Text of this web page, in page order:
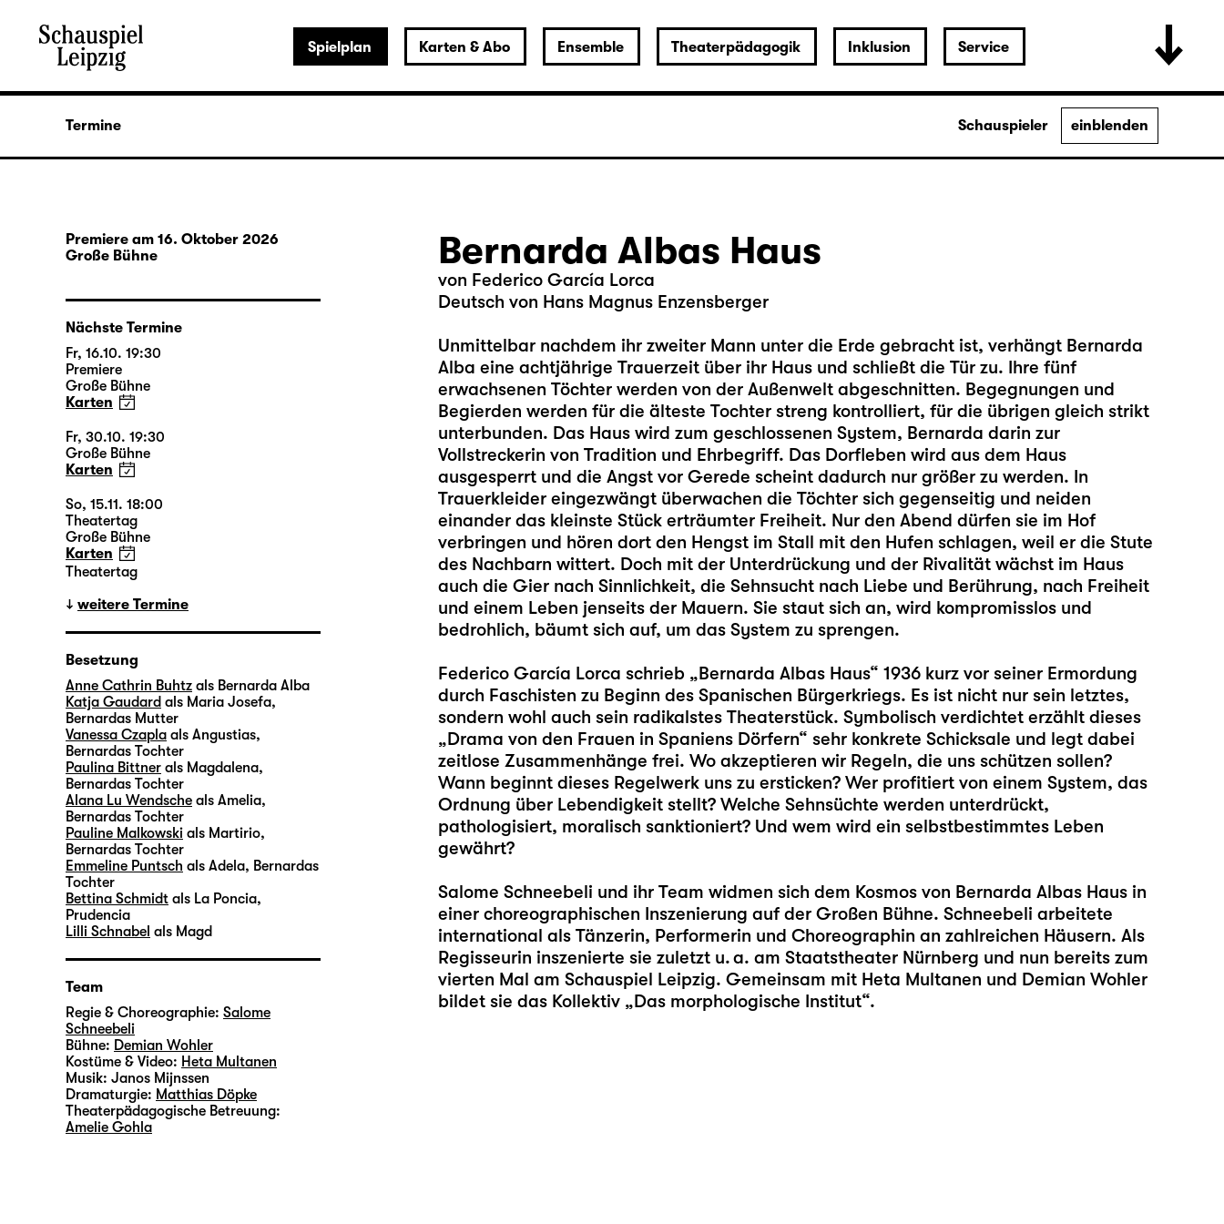
Spielplan Karten & Abo Ensemble Theaterpädagogik Inklusion Service
Termine Schauspieler einblenden
Bernarda Albas Haus
von Federico García Lorca
Deutsch von Hans Magnus Enzensberger
Unmittelbar nachdem ihr zweiter Mann unter die Erde gebracht ist, verhängt Bernarda
Alba eine achtjährige Trauerzeit über ihr Haus und schließt die Tür zu. Ihre fünf
erwachsenen Töchter werden von der Außenwelt abgeschnitten. Begegnungen und
Begierden werden für die älteste Tochter streng kontrolliert, für die übrigen gleich strikt
unterbunden. Das Haus wird zum geschlossenen System, Bernarda darin zur
Vollstreckerin von Tradition und Ehrbegriff. Das Dorfleben wird aus dem Haus
ausgesperrt und die Angst vor Gerede scheint dadurch nur größer zu werden. In
Trauerkleider eingezwängt überwachen die Töchter sich gegenseitig und neiden
einander das kleinste Stück erträumter Freiheit. Nur den Abend dürfen sie im Hof
verbringen und hören dort den Hengst im Stall mit den Hufen schlagen, weil er die Stute
des Nachbarn wittert. Doch mit der Unterdrückung und der Rivalität wächst im Haus
auch die Gier nach Sinnlichkeit, die Sehnsucht nach Liebe und Berührung, nach Freiheit
und einem Leben jenseits der Mauern. Sie staut sich an, wird kompromisslos und
bedrohlich, bäumt sich auf, um das System zu sprengen.
Federico García Lorca schrieb „Bernarda Albas Haus“ 1936 kurz vor seiner Ermordung
durch Faschisten zu Beginn des Spanischen Bürgerkriegs. Es ist nicht nur sein letztes,
sondern wohl auch sein radikalstes Theaterstück. Symbolisch verdichtet erzählt dieses
„Drama von den Frauen in Spaniens Dörfern“ sehr konkrete Schicksale und legt dabei
zeitlose Zusammenhänge frei. Wo akzeptieren wir Regeln, die uns schützen sollen?
Wann beginnt dieses Regelwerk uns zu ersticken? Wer profitiert von einem System, das
Ordnung über Lebendigkeit stellt? Welche Sehnsüchte werden unterdrückt,
pathologisiert, moralisch sanktioniert? Und wem wird ein selbstbestimmtes Leben
gewährt?
Salome Schneebeli und ihr Team widmen sich dem Kosmos von Bernarda Albas Haus in
einer choreographischen Inszenierung auf der Großen Bühne. Schneebeli arbeitete
international als Tänzerin, Performerin und Choreographin an zahlreichen Häusern. Als
Regisseurin inszenierte sie zuletzt u. a. am Staatstheater Nürnberg und nun bereits zum
vierten Mal am Schauspiel Leipzig. Gemeinsam mit Heta Multanen und Demian Wohler
bildet sie das Kollektiv „Das morphologische Institut“.
Premiere am 16. Oktober 2026
Große Bühne
Nächste Termine
Fr, 16.10. 19:30
Premiere
Große Bühne
Karten
Fr, 30.10. 19:30
Große Bühne
Karten
So, 15.11. 18:00
Theatertag
Große Bühne
Karten
Theatertag
weitere Termine
Besetzung
Anne Cathrin Buhtz als Bernarda Alba
Katja Gaudard als Maria Josefa,
Bernardas Mutter
Vanessa Czapla als Angustias,
Bernardas Tochter
Paulina Bittner als Magdalena,
Bernardas Tochter
Alana Lu Wendsche als Amelia,
Bernardas Tochter
Pauline Malkowski als Martirio,
Bernardas Tochter
Emmeline Puntsch als Adela, Bernardas
Tochter
Bettina Schmidt als La Poncia,
Prudencia
Lilli Schnabel als Magd
Team
Regie & Choreographie: Salome
Schneebeli
Bühne: Demian Wohler
Kostüme & Video: Heta Multanen
Musik: Janos Mijnssen
Dramaturgie: Matthias Döpke
Theaterpädagogische Betreuung:
Amelie Gohla